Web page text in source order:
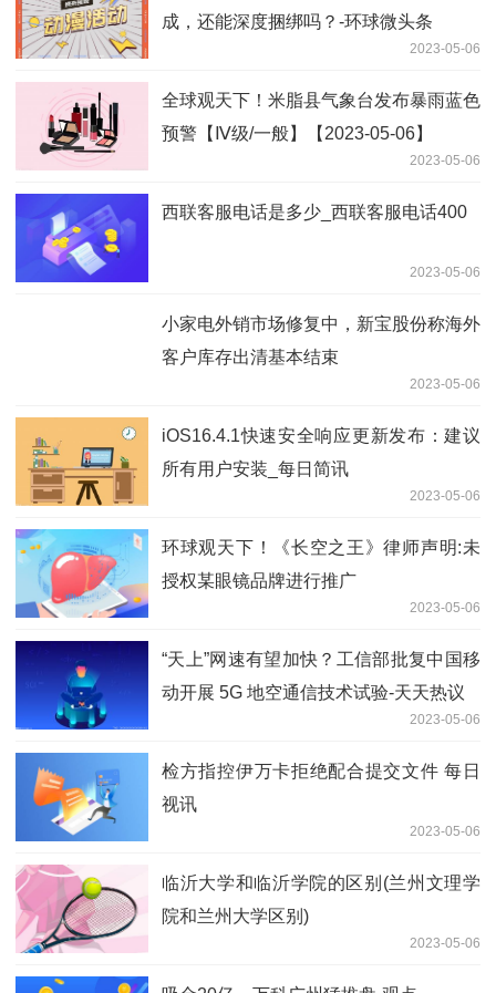
成，还能深度捆绑吗？-环球微头条
2023-05-06
全球观天下！米脂县气象台发布暴雨蓝色
预警【Ⅳ级/一般】【2023-05-06】
2023-05-06
西联客服电话是多少_西联客服电话400
2023-05-06
小家电外销市场修复中，新宝股份称海外
客户库存出清基本结束
2023-05-06
iOS16.4.1快速安全响应更新发布：建议
所有用户安装_每日简讯
2023-05-06
环球观天下！《长空之王》律师声明:未
授权某眼镜品牌进行推广
2023-05-06
“天上”网速有望加快？工信部批复中国移
动开展 5G 地空通信技术试验-天天热议
2023-05-06
检方指控伊万卡拒绝配合提交文件 每日
视讯
2023-05-06
临沂大学和临沂学院的区别(兰州文理学
院和兰州大学区别)
2023-05-06